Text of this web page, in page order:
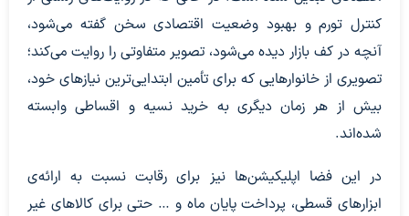
کنترل تورم و بهبود وضعیت اقتصادی سخن گفته می‌شود،
آنچه در کف بازار دیده می‌شود، تصویر متفاوتی را روایت می‌کند؛
تصویری از خانوارهایی که برای تأمین ابتدایی‌ترین نیازهای خود،
بیش از هر زمان دیگری به خرید نسیه و اقساطی وابسته
شده‌اند.
در این فضا اپلیکیشن‌ها نیز برای رقابت نسبت به ارائه‌ی
ابزارهای قسطی، پرداخت پایان ماه و … حتی برای کالاهای غیر